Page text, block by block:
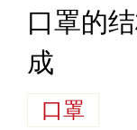
口罩的
成
口罩